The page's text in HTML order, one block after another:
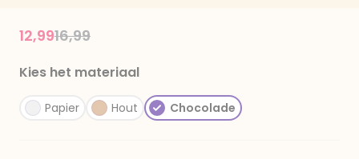
Price reduced from
16,99to
12,99
Kies het materiaal
Papier Hout Chocolade